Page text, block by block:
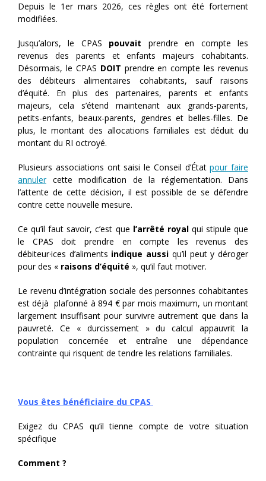
Depuis le 1er mars 2026, ces règles ont été fortement
modifiées.
Jusqu’alors, le CPAS pouvait prendre en compte les
revenus des parents et enfants majeurs cohabitants.
Désormais, le CPAS DOIT prendre en compte les revenus
des débiteurs alimentaires cohabitants, sauf raisons
d’équité. En plus des partenaires, parents et enfants
majeurs, cela s’étend maintenant aux grands-parents,
petits-enfants, beaux-parents, gendres et belles-filles. De
plus, le montant des allocations familiales est déduit du
montant du RI octroyé.
Plusieurs associations ont saisi le Conseil d’Étatpour faire
annulercette modification de la réglementation. Dans
l’attente de cette décision, il est possible de se défendre
contre cette nouvelle mesure.
Ce qu’il faut savoir, c’est que l’arrêté royalqui stipule que
le CPAS doit prendre en compte les revenus des
débiteur·ices d’aliments indique aussi qu’il peut y déroger
pour des « raisons d’équité », qu’il faut motiver.
Le revenu d’intégration sociale des personnes cohabitantes
est déjà plafonné à 894 € par mois maximum, un montant
largement insuffisant pour survivre autrement que dans la
pauvreté. Ce « durcissement » du calcul appauvrit la
population concernée et entraîne une dépendance
contrainte qui risquent de tendre les relations familiales.
Vous êtes bénéficiaire du CPAS
Exigez du CPAS qu’il tienne compte de votre situation
spécifique
Comment ?